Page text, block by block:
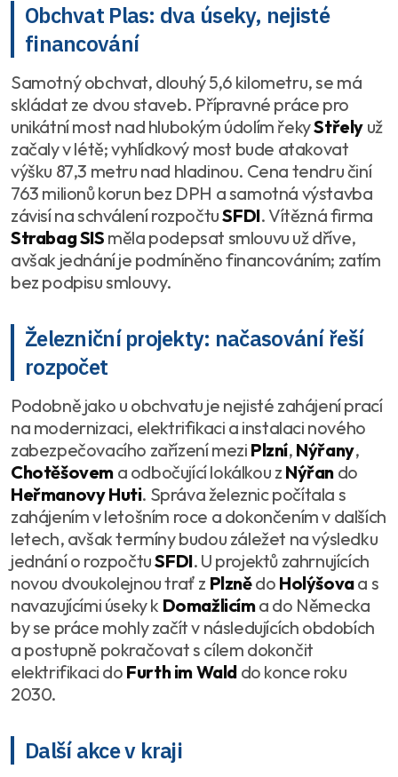
Obchvat Plas: dva úseky, nejisté
financování
Samotný obchvat, dlouhý 5,6 kilometru, se má
skládat ze dvou staveb. Přípravné práce pro
unikátní most nad hlubokým údolím řekyStřely už
začaly v létě; vyhlídkový most bude atakovat
výšku 87,3 metru nad hladinou. Cena tendru činí
763 milionů korun bez DPH a samotná výstavba
závisí na schválení rozpočtuSFDI. Vítězná firma
Strabag SIS měla podepsat smlouvu už dříve,
avšak jednání je podmíněno financováním; zatím
bez podpisu smlouvy.
Železniční projekty: načasování řeší
rozpočet
Podobně jako u obchvatu je nejisté zahájení prací
na modernizaci, elektrifikaci a instalaci nového
zabezpečovacího zařízení mezi Plzní, Nýřany,
Chotěšovem a odbočující lokálkou z Nýřan do
Heřmanovy Huti. Správa železnic počítala s
zahájením v letošním roce a dokončením v dalších
letech, avšak termíny budou záležet na výsledku
jednání o rozpočtuSFDI. U projektů zahrnujících
novou dvoukolejnou trať z Plznědo Holýšovaa s
navazujícími úseky k Domažlicíma do Německa
by se práce mohly začít v následujících obdobích
a postupně pokračovat s cílem dokončit
elektrifikaci do Furth im Wald do konce roku
2030.
Další akce v kraji